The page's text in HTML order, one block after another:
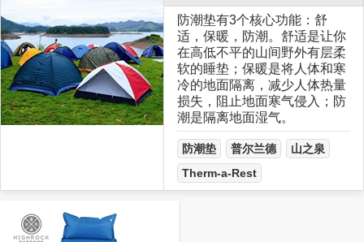
防潮垫有3个核心功能：舒
适，保暖，防潮。舒适是让你
在高低不平的山间野外有层柔
软的睡垫；保暖是将人体和寒
冷的地面隔离，减少人体热量
损失，阻止地面寒气侵入；防
潮是隔离地面湿气。
防潮垫 普尔兰德
山之泉
Therm-a-Rest